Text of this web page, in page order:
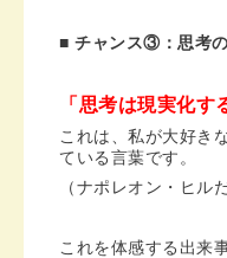
■ チャンス③：思考
「思考は現実化す
これは、私が大好き
ている言葉です。
（ナポレオン・ヒル
これを体感する出来